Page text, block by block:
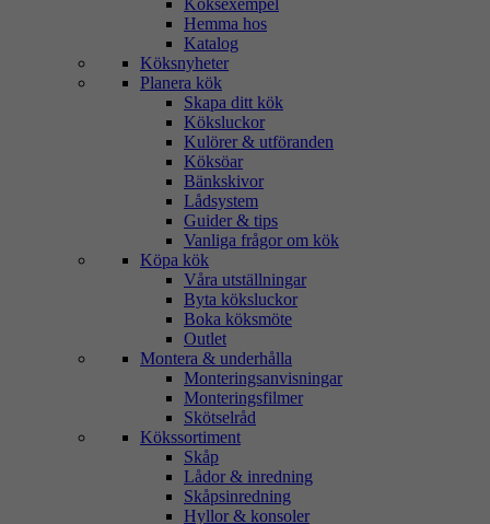
Köksexempel
Hemma hos
Katalog
Köksnyheter
Planera kök
Skapa ditt kök
Köksluckor
Kulörer & utföranden
Köksöar
Bänkskivor
Lådsystem
Guider & tips
Vanliga frågor om kök
Köpa kök
Våra utställningar
Byta köksluckor
Boka köksmöte
Outlet
Montera & underhålla
Monteringsanvisningar
Monteringsfilmer
Skötselråd
Kökssortiment
Skåp
Lådor & inredning
Skåpsinredning
Hyllor & konsoler